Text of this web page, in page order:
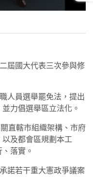
屆國大代表三次參與修
人員選舉罷免法，提出
力倡選舉區立法化。
直轄市組織架構、市府
及都會區規劃本工
落實。
諾若干重大憲政爭議案